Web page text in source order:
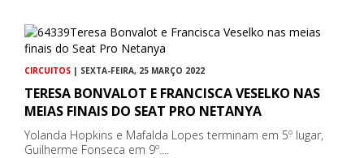
CIRCUITOS | SEXTA-FEIRA, 25 MARÇO 2022
TERESA BONVALOT E FRANCISCA VESELKO NAS
MEIAS FINAIS DO SEAT PRO NETANYA
Yolanda Hopkins e Mafalda Lopes terminam em 5º lugar,
Guilherme Fonseca em 9º....